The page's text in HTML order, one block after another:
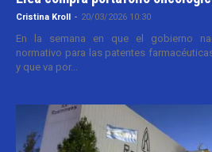
Cristina Kroll - 20/03/2026 10:30
En la semana en que el gobierno
normativo para las patentes
y que va por...